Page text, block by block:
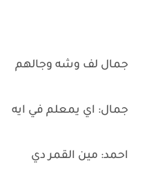
جمال لف وشه وجالهم
جمال: اي يمعلم في ايه
احمد: مين القمر دي